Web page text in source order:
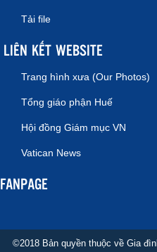
Tải file
LIÊN KẾT WEBSITE
Trang hình xưa (Our Photos)
Tổng giáo phận Huế
Hội đồng Giám mục VN
Vatican News
FANPAGE
©2018 Bản quyền thuộc về Gia